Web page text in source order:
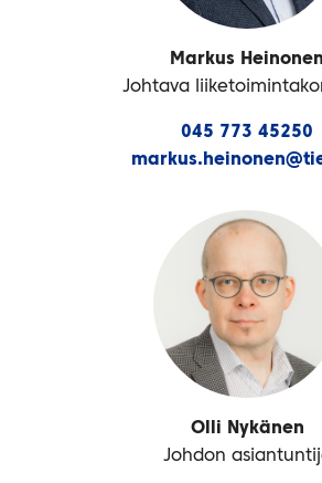
Markus Heinonen
Johtava
045 773 45250
Olli Nykänen
Johdon